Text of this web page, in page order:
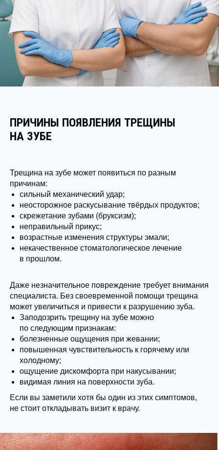
ПРИЧИНЫ ПОЯВЛЕНИЯ ТРЕЩИНЫ
НА ЗУБЕ
Трещина на зубе может появиться по разным
причинам:
сильный механический удар;
неосторожное раскусывание твёрдых продуктов;
скрежетание зубами (бруксизм);
неправильный прикус;
возрастные изменения структуры эмали;
некачественное стоматологическое лечение
в прошлом.
Даже незначительное повреждение требует внимания
специалиста. Без своевременной помощи трещина
может увеличиться и привести к разрушению зуба.
Заподозрить трещину на зубе можно
по следующим признакам:
болезненные ощущения при жевании;
повышенная чувствительность к горячему или
холодному;
ощущение дискомфорта при накусывании;
видимая линия на поверхности зуба.
Если вы заметили хотя бы один из этих симптомов,
не стоит откладывать визит к врачу.